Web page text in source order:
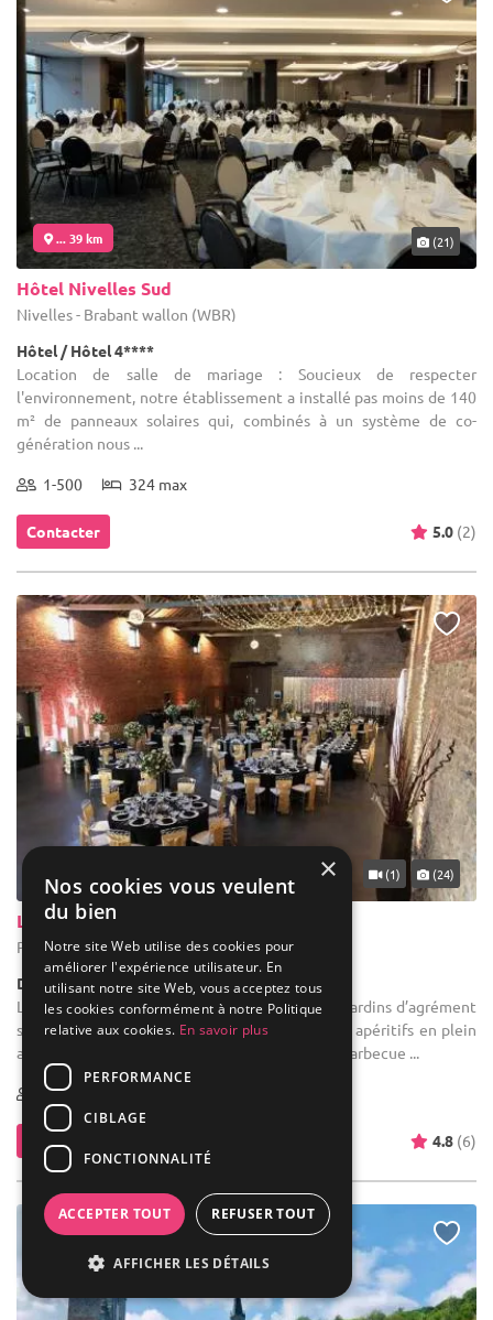
... 39 km (21)
Hôtel Nivelles Sud
Nivelles - Brabant wallon (WBR)
Hôtel / Hôtel 4****
Location de salle de mariage : Soucieux de respecter
l'environnement, notre établissement a installé pas moins de 140
m² de panneaux solaires qui, combinés à un système de co-
génération nous ...
1-500 324 max
Contacter 5.0 (2)
(1) (24)
La Ferme du Grand Marcha
Pont-à-Celles - Hainaut (WHT)
Demeure de caractère / Corps de Ferme
Location de salle de mariage : Les magnifiques jardins d’agrément
se prêteront agréablement à vos réceptions ou apéritifs en plein
air. Terrasses éclairées en soirée. Possibilité de barbecue ...
5-800
Contacter 4.8 (6)
×
Nos cookies vous veulent
du bien
Notre site Web utilise des cookies pour
améliorer l'expérience utilisateur. En
utilisant notre site Web, vous acceptez tous
les cookies conformément à notre Politique
relative aux cookies. En savoir plus
PERFORMANCE
CIBLAGE
FONCTIONNALITÉ
ACCEPTER TOUT REFUSER TOUT
AFFICHER LES DÉTAILS